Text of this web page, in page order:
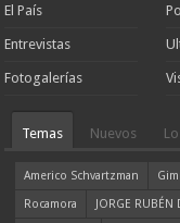
El País
Entrevistas
Fotogalerías
Temas Nuevos
Americo Schvartzman
Rocamora
JORGE RUBÉN